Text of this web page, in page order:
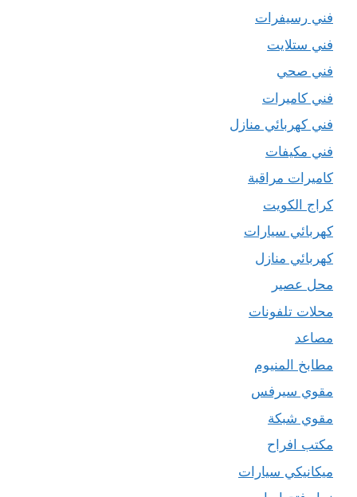
فني رسيفرات
فني ستلايت
فني صحي
فني كاميرات
فني كهربائي منازل
فني مكيفات
كاميرات مراقبة
كراج الكويت
كهربائي سيارات
كهربائي منازل
محل عصير
محلات تلفونات
مصاعد
مطابخ المنيوم
مقوي سيرفس
مقوي شبكة
مكتب افراح
ميكانيكي سيارات